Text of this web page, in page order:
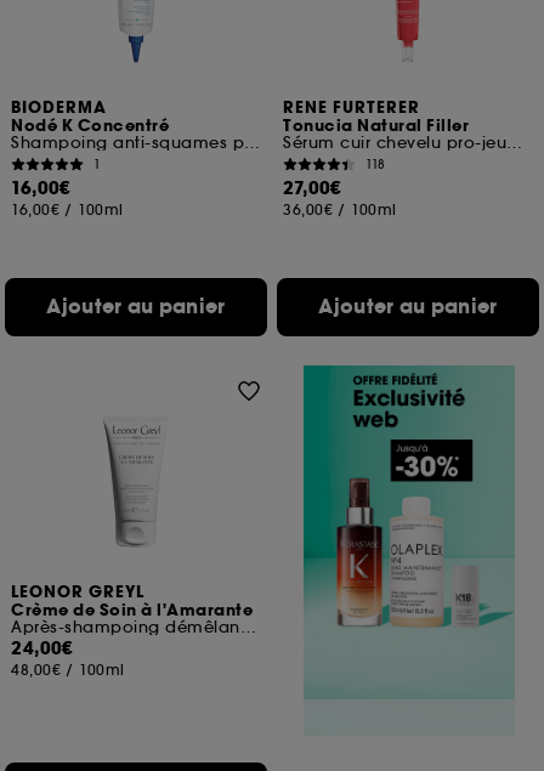
BIODERMA
Nodé K Concentré
Shampoing anti-squames pour cuir chevelu irrité
1
16,00€
16,00€ / 100ml
Ajouter au panier
RENE FURTERER
Tonucia Natural Filler
Sérum cuir chevelu pro-jeunesse
118
27,00€
36,00€ / 100ml
Ajouter au panier
LEONOR GREYL
Crème de Soin à l'Amarante
Après-shampoing démêlant et protecteur de couleur
24,00€
48,00€ / 100ml